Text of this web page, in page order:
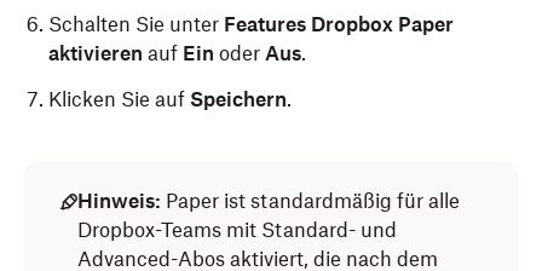
Schalten Sie unter Features Dropbox Paper
aktivieren auf Ein oder Aus.
Klicken Sie auf Speichern.
Hinweis: Paper ist standardmäßig für alle
Dropbox-Teams mit Standard- und
Advanced-Abos aktiviert, die nach dem